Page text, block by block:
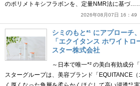
のポリメトキシフラボンを、定量NMR法に基づ
2026年08月07日 16：49
シミのもと*¹ にアプローチ
「エクイタンス ホワイト
スター株式会社
～日本で唯一*² の美白有効成分
スターグループは、美容ブランド「EQUITANCE